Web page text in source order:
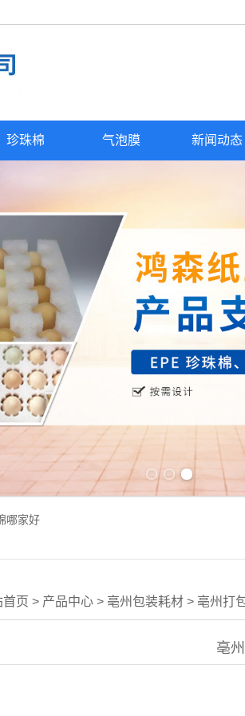
珍珠棉 气泡膜 新闻动态
哪家好
首页 > 产品中心 > 亳州包装耗材 > 亳州打
亳